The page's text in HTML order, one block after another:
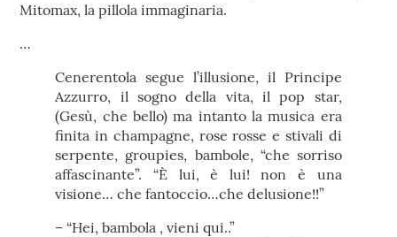
Mitomax, la pillola immaginaria.
…
Cenerentola segue l’illusione, il Principe
Azzurro, il sogno della vita, il pop star,
(Gesù, che bello) ma intanto la musica era
finita in champagne, rose rosse e stivali di
serpente, groupies, bambole, “che sorriso
affascinante”. “È lui, è lui! non è una
visione… che fantoccio…che delusione!!”
– “Hei, bambola , vieni qui..”